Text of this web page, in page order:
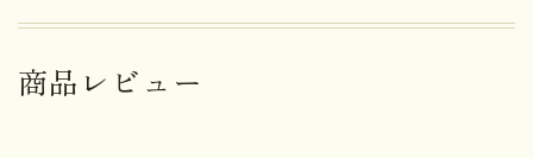
ご活躍。縁あってデザインしていただきました。
大正時代後期に「くるみ饅頭」として発売したとこ
商品レビュー